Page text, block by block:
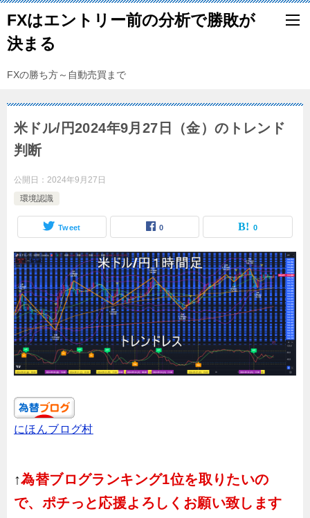
FXはエントリー前の分析で勝敗が
決まる
FXの勝ち方～自動売買まで
米ドル/円2024年9月27日（金）のトレンド
判断
公開日： 2024年9月27日
環境認識
Tweet 0 0
にほんブログ村
↑為替ブログランキング1位を取りたいの
で、ポチっと応援よろしくお願い致します